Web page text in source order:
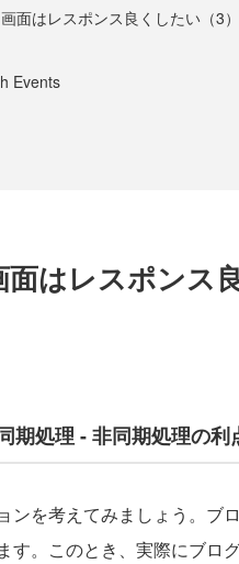
面はレスポンス良くしたい（3）
Events
はレスポンス
期処理 - 非同期処理の利
を考えてみましょう。ブ
す。このとき、実際にブロ